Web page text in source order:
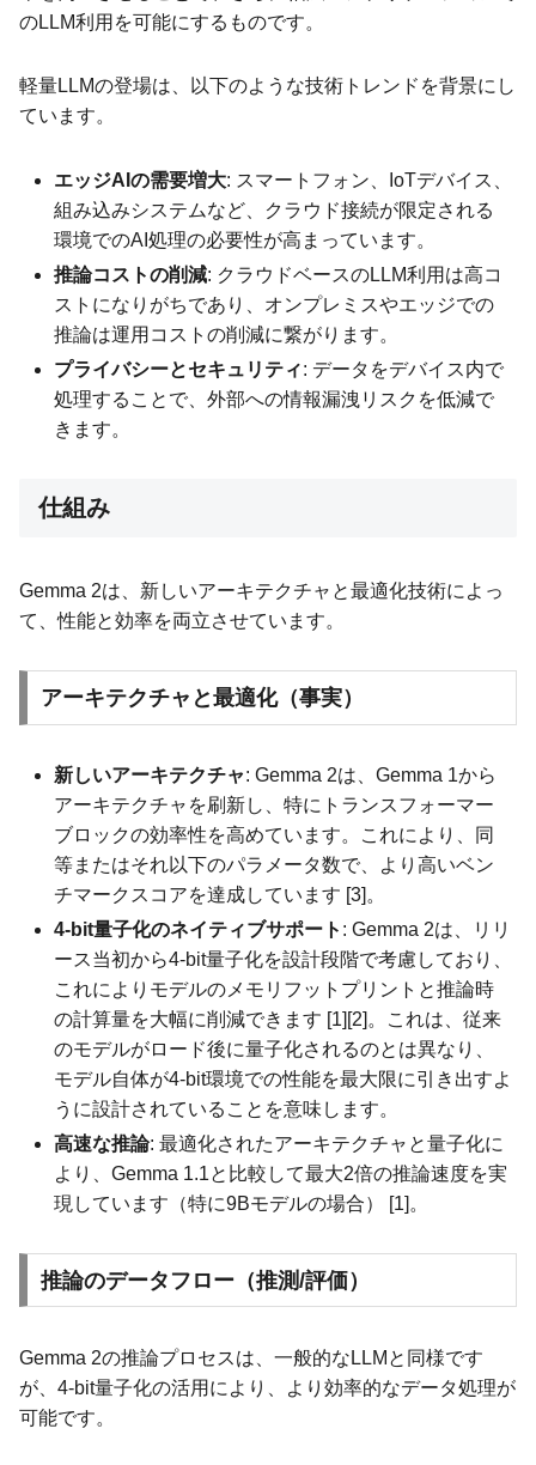
のLLM利用を可能にするものです。
軽量LLMの登場は、以下のような技術トレンドを背景にし
ています。
エッジAIの需要増大: スマートフォン、IoTデバイス、
組み込みシステムなど、クラウド接続が限定される
環境でのAI処理の必要性が高まっています。
推論コストの削減: クラウドベースのLLM利用は高コ
ストになりがちであり、オンプレミスやエッジでの
推論は運用コストの削減に繋がります。
プライバシーとセキュリティ: データをデバイス内で
処理することで、外部への情報漏洩リスクを低減で
きます。
仕組み
Gemma 2は、新しいアーキテクチャと最適化技術によっ
て、性能と効率を両立させています。
アーキテクチャと最適化（事実）
新しいアーキテクチャ: Gemma 2は、Gemma 1から
アーキテクチャを刷新し、特にトランスフォーマー
ブロックの効率性を高めています。これにより、同
等またはそれ以下のパラメータ数で、より高いベン
チマークスコアを達成しています [3]。
4-bit量子化のネイティブサポート : Gemma 2は、リリ
ース当初から4-bit量子化を設計段階で考慮しており、
これによりモデルのメモリフットプリントと推論時
の計算量を大幅に削減できます [1][2]。これは、従来
のモデルがロード後に量子化されるのとは異なり、
モデル自体が4-bit環境での性能を最大限に引き出すよ
うに設計されていることを意味します。
高速な推論: 最適化されたアーキテクチャと量子化に
より、Gemma 1.1と比較して最大2倍の推論速度を実
現しています（特に9Bモデルの場合） [1]。
推論のデータフロー（推測/評価）
Gemma 2の推論プロセスは、一般的なLLMと同様です
が、4-bit量子化の活用により、より効率的なデータ処理が
可能です。